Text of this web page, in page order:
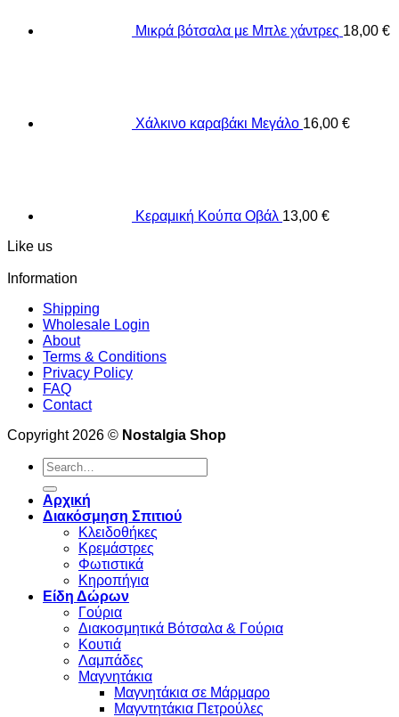
Μικρά βότσαλα με Μπλε χάντρες 18,00 €
Χάλκινο καραβάκι Μεγάλο 16,00 €
Κεραμική Κούπα Οβάλ 13,00 €
Like us
Information
Shipping
Wholesale Login
About
Terms & Conditions
Privacy Policy
FAQ
Contact
Copyright 2026 © Nostalgia Shop
Search
for:
Αρχική
Διακόσμηση Σπιτιού
Κλειδοθήκες
Κρεμάστρες
Φωτιστικά
Κηροπήγια
Είδη Δώρων
Γούρια
Διακοσμητικά Βότσαλα & Γούρια
Κουτιά
Λαμπάδες
Μαγνητάκια
Μαγνητάκια σε Μάρμαρο
Μαγντητάκια Πετρούλες